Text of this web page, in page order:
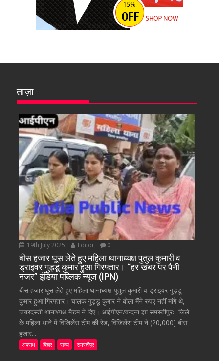
ताज़ा
19th July 2025 Editor 0
बीस हजार घूस लेते हुए महिला थानाध्यक्ष पुतुल कुमारी व
ड्राइवर गुड्डू कुमार हुआ गिरफ्तार। “हर खबर पर पैनी
नजर” इंडिया पब्लिक न्यूज (IPN)
बीस हजार घूस लेते हुए महिला थानाध्यक्ष पुतुल कुमारी व ड्राइवर गुड्डू
कुमार हुआ गिरफ्तार। चालक गुड्डू कुमार ने बोला मैंने रुपए नहीं मांगे थे,
जबरदस्ती थानाध्यक्ष मैडम ने दिए। आईपीएन/वन्दना झा समस्तीपुर:- जिले
के महिला थाने में विजिलेंस टीम की रेड, विजिलेंस टीम ने (20,000) बीस
हजार...
अपराध बिहार राज्य समस्तीपुर